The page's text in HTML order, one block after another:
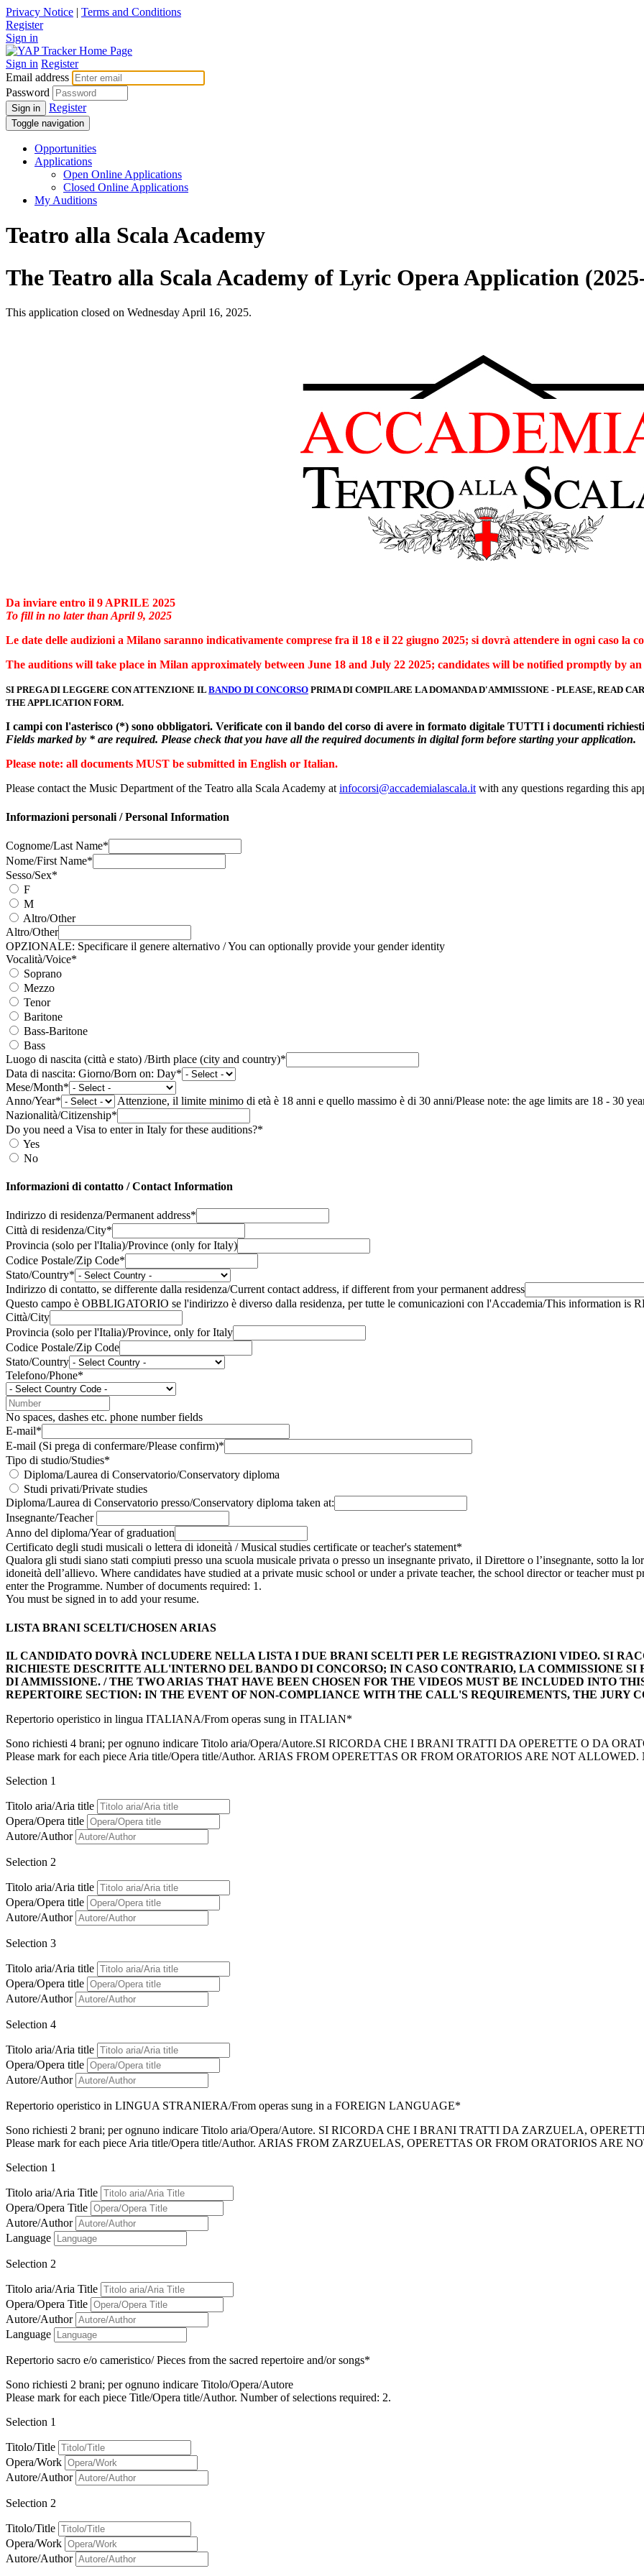
Privacy Notice | Terms and Conditions
Register
Sign in
Sign in Register
Email address
Password
Sign in Register
Toggle navigation
Opportunities
Applications
Open Online Applications
Closed Online Applications
My Auditions
Teatro alla Scala Academy
The Teatro alla Scala Academy of Lyric Opera Application
This application closed on Wednesday April 16, 2025.
Da inviare entro il 9 APRILE 2025
To fill in no later than April 9, 2025
Le date delle audizioni a Milano saranno indicativamente comprese fra il 18 e il 22 giugno 2025; si dovrà attendere in ogni caso la
The auditions will take place in Milan approximately between June 18 and July 22 2025; candidates will be notified promptly by
SI PREGA DI LEGGERE CON ATTENZIONE IL BANDO DI CONCORSO PRIMA DI COMPILARE LA DOMANDA D'AMMISSIONE - PLEASE, READ
THE APPLICATION FORM.
I campi con l'asterisco (*) sono obbligatori. Verificate con il bando del corso di avere in formato digitale TUTTI i documenti
Fields marked by * are required. Please check that you have all the required documents in digital form before starting your application.
Please note: all documents MUST be submitted in English or Italian.
Please contact the Music Department of the Teatro alla Scala Academy at infocorsi@accademialascala.it with any questions regarding this
Informazioni personali / Personal Information
Cognome/Last Name*
Nome/First Name*
Sesso/Sex*
F
M
Altro/Other
Altro/Other
OPZIONALE: Specificare il genere alternativo / You can optionally provide your gender identity
Vocalità/Voice*
Soprano
Mezzo
Tenor
Baritone
Bass-Baritone
Bass
Luogo di nascita (città e stato) /Birth place (city and country)*
Data di nascita: Giorno/Born on: Day*
Mese/Month*
Anno/Year*
Attenzione, il limite minimo di età è 18 anni e quello massimo è di 30 anni/Please note: the age limits are 18 - 30
Nazionalità/Citizenship*
Do you need a Visa to enter in Italy for these auditions?*
Yes
No
Informazioni di contatto / Contact Information
Indirizzo di residenza/Permanent address*
Città di residenza/City*
Provincia (solo per l'Italia)/Province (only for Italy)
Codice Postale/Zip Code*
Stato/Country*
Indirizzo di contatto, se differente dalla residenza/Current contact address, if different from your permanent address
Questo campo è OBBLIGATORIO se l'indirizzo è diverso dalla residenza, per tutte le comunicazioni con l'Accademia/This information is
Città/City
Provincia (solo per l'Italia)/Province, only for Italy
Codice Postale/Zip Code
Stato/Country
Telefono/Phone*
No spaces, dashes etc. phone number fields
E-mail*
E-mail (Si prega di confermare/Please confirm)*
Tipo di studio/Studies*
Diploma/Laurea di Conservatorio/Conservatory diploma
Studi privati/Private studies
Diploma/Laurea di Conservatorio presso/Conservatory diploma taken at:
Insegnante/Teacher
Anno del diploma/Year of graduation
Certificato degli studi musicali o lettera di idoneità / Musical studies certificate or teacher's statement*
Qualora gli studi siano stati compiuti presso una scuola musicale privata o presso un insegnante privato, il Direttore o l’insegnante, sotto la
idoneità dell’allievo. Where candidates have studied at a private music school or under a private teacher, the school director or teacher
enter the Programme. Number of documents required: 1.
You must be signed in to add your resume.
LISTA BRANI SCELTI/CHOSEN ARIAS
IL CANDIDATO DOVRÀ INCLUDERE NELLA LISTA I DUE BRANI SCELTI PER LE REGISTRAZIONI VIDEO. SI
RICHIESTE DESCRITTE ALL'INTERNO DEL BANDO DI CONCORSO; IN CASO CONTRARIO, LA COMMISSIONE
DI AMMISSIONE. / THE TWO ARIAS THAT HAVE BEEN CHOSEN FOR THE VIDEOS MUST BE INCLUDED INTO
REPERTOIRE SECTION: IN THE EVENT OF NON-COMPLIANCE WITH THE CALL'S REQUIREMENTS, THE JURY
Repertorio operistico in lingua ITALIANA/From operas sung in ITALIAN*
Sono richiesti 4 brani; per ognuno indicare Titolo aria/Opera/Autore.SI RICORDA CHE I BRANI TRATTI DA OPERETTE O DA
Please mark for each piece Aria title/Opera title/Author. ARIAS FROM OPERETTAS OR FROM ORATORIOS ARE NOT ALLOWED.
Selection 1
Titolo aria/Aria title
Opera/Opera title
Autore/Author
Selection 2
Titolo aria/Aria title
Opera/Opera title
Autore/Author
Selection 3
Titolo aria/Aria title
Opera/Opera title
Autore/Author
Selection 4
Titolo aria/Aria title
Opera/Opera title
Autore/Author
Repertorio operistico in LINGUA STRANIERA/From operas sung in a FOREIGN LANGUAGE*
Sono richiesti 2 brani; per ognuno indicare Titolo aria/Opera/Autore. SI RICORDA CHE I BRANI TRATTI DA ZARZUELA,
Please mark for each piece Aria title/Opera title/Author. ARIAS FROM ZARZUELAS, OPERETTAS OR FROM ORATORIOS ARE
Selection 1
Titolo aria/Aria Title
Opera/Opera Title
Autore/Author
Language
Selection 2
Titolo aria/Aria Title
Opera/Opera Title
Autore/Author
Language
Repertorio sacro e/o cameristico/ Pieces from the sacred repertoire and/or songs*
Sono richiesti 2 brani; per ognuno indicare Titolo/Opera/Autore
Please mark for each piece Title/Opera title/Author. Number of selections required: 2.
Selection 1
Titolo/Title
Opera/Work
Autore/Author
Selection 2
Titolo/Title
Opera/Work
Autore/Author